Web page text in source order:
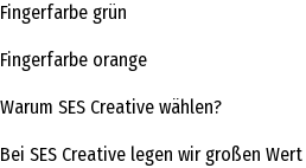
Fingerfarbe grün
Fingerfarbe orange
Warum SES Creative wählen?
Bei SES Creative legen wir großen